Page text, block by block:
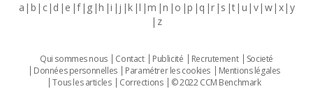
a b c d e f g h i j k l m n o p q r s t u v w x y
z
Qui sommes nous Contact Publicité Recrutement
Societé
Données personnelles
Paramétrer les cookies
Mentions légales
Tous les articles
Corrections © 2022 CCM Benchmark